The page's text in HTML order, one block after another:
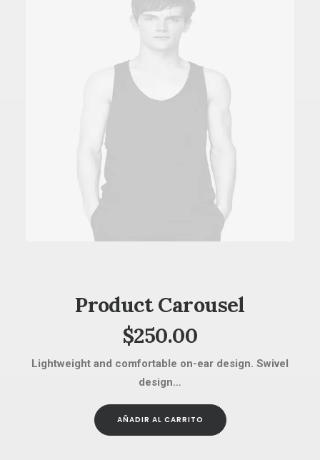
Product Carousel
$250.00
Lightweight and comfortable on-ear design. Swivel
design…
AÑADIR AL CARRITO